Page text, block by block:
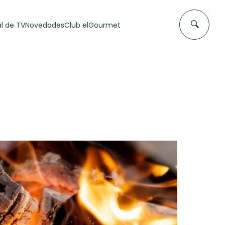
DE FLAN CASERO
50 min
de TVNovedadesClub elGourmet